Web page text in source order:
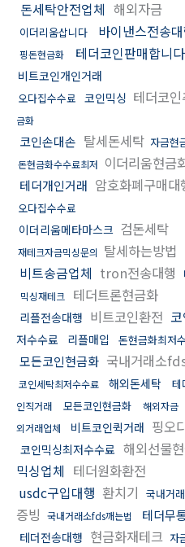
돈세탁안전업체 해외자금
이더리움삽니다 바이낸스전송
핑돈현금화 테더코인판매합니다
비트코인개인거래
오다집수수료 코인믹싱 테더코
금화
코인손대손 탈세돈세탁 자금현
돈현금화수수료최저 이더리움현금
테더개인거래 암호화폐구매대
오다집수수료
이더리움메타마스크 검돈세탁
재테크자금믹싱문의 탈세하는방법
비트송금업체 tron전송대행
믹싱재테크 테더트론현금화
리플전송대행 비트코인환전
저수수료
리플매입 돈현금화최저
모든코인현금화 국내거래소
코인세탁최저수수료 해외돈세탁 테
인직거래
모든코인현금화 해외자금
외거래업체
비트코인퀵거래 핑오
코인믹싱최저수수료 해외선물
믹싱업체 테더원화환전
usdc구입대행 환치기 국내거
증빙 국내거래소fds깨는법 테더무
테더전송대행 현금화재테크 자